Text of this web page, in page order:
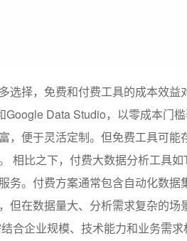
选择，免费和付费工具的成本效益
Data Studio，以零成本门
便于灵活定制。但免费工具可能
相比之下，付费大数据分析工具
务。付费方案通常包含自动化数据
但在数据量大、分析需求复杂的场
合企业规模、技术能力和业务需